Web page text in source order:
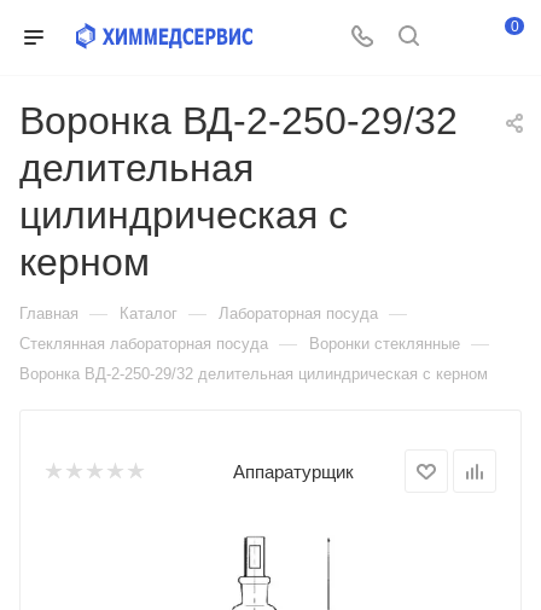
0
Воронка ВД-2-250-29/32
делительная
цилиндрическая с
керном
Главная — Каталог — Лабораторная посуда —
Стеклянная лабораторная посуда — Воронки стеклянные —
Воронка ВД-2-250-29/32 делительная цилиндрическая с керном
Аппаратурщик